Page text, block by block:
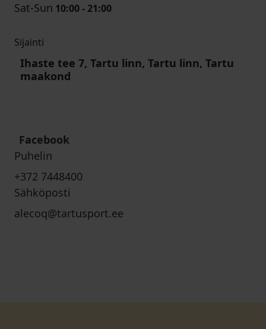
Sat-Sun 10:00 - 21:00
Sijainti
Ihaste tee 7, Tartu linn, Tartu linn, Tartu
maakond
Facebook
Puhelin
+372 7448400
Sähköposti
alecoq@tartusport.ee